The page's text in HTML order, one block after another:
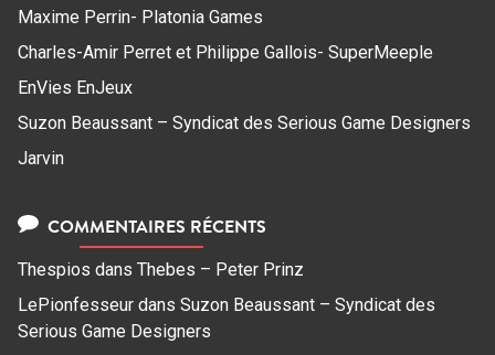
Maxime Perrin- Platonia Games
Charles-Amir Perret et Philippe Gallois- SuperMeeple
EnVies EnJeux
Suzon Beaussant – Syndicat des Serious Game Designers
Jarvin
COMMENTAIRES RÉCENTS
Thespios dans Thebes – Peter Prinz
LePionfesseur dans Suzon Beaussant – Syndicat des
Serious Game Designers